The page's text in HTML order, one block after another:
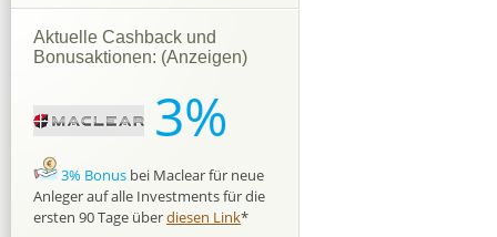
Aktuelle Cashback und
Bonusaktionen: (Anzeigen)
3%
3% Bonus bei Maclear für neue
Anleger auf alle Investments für die
ersten 90 Tage überdiesen Link*